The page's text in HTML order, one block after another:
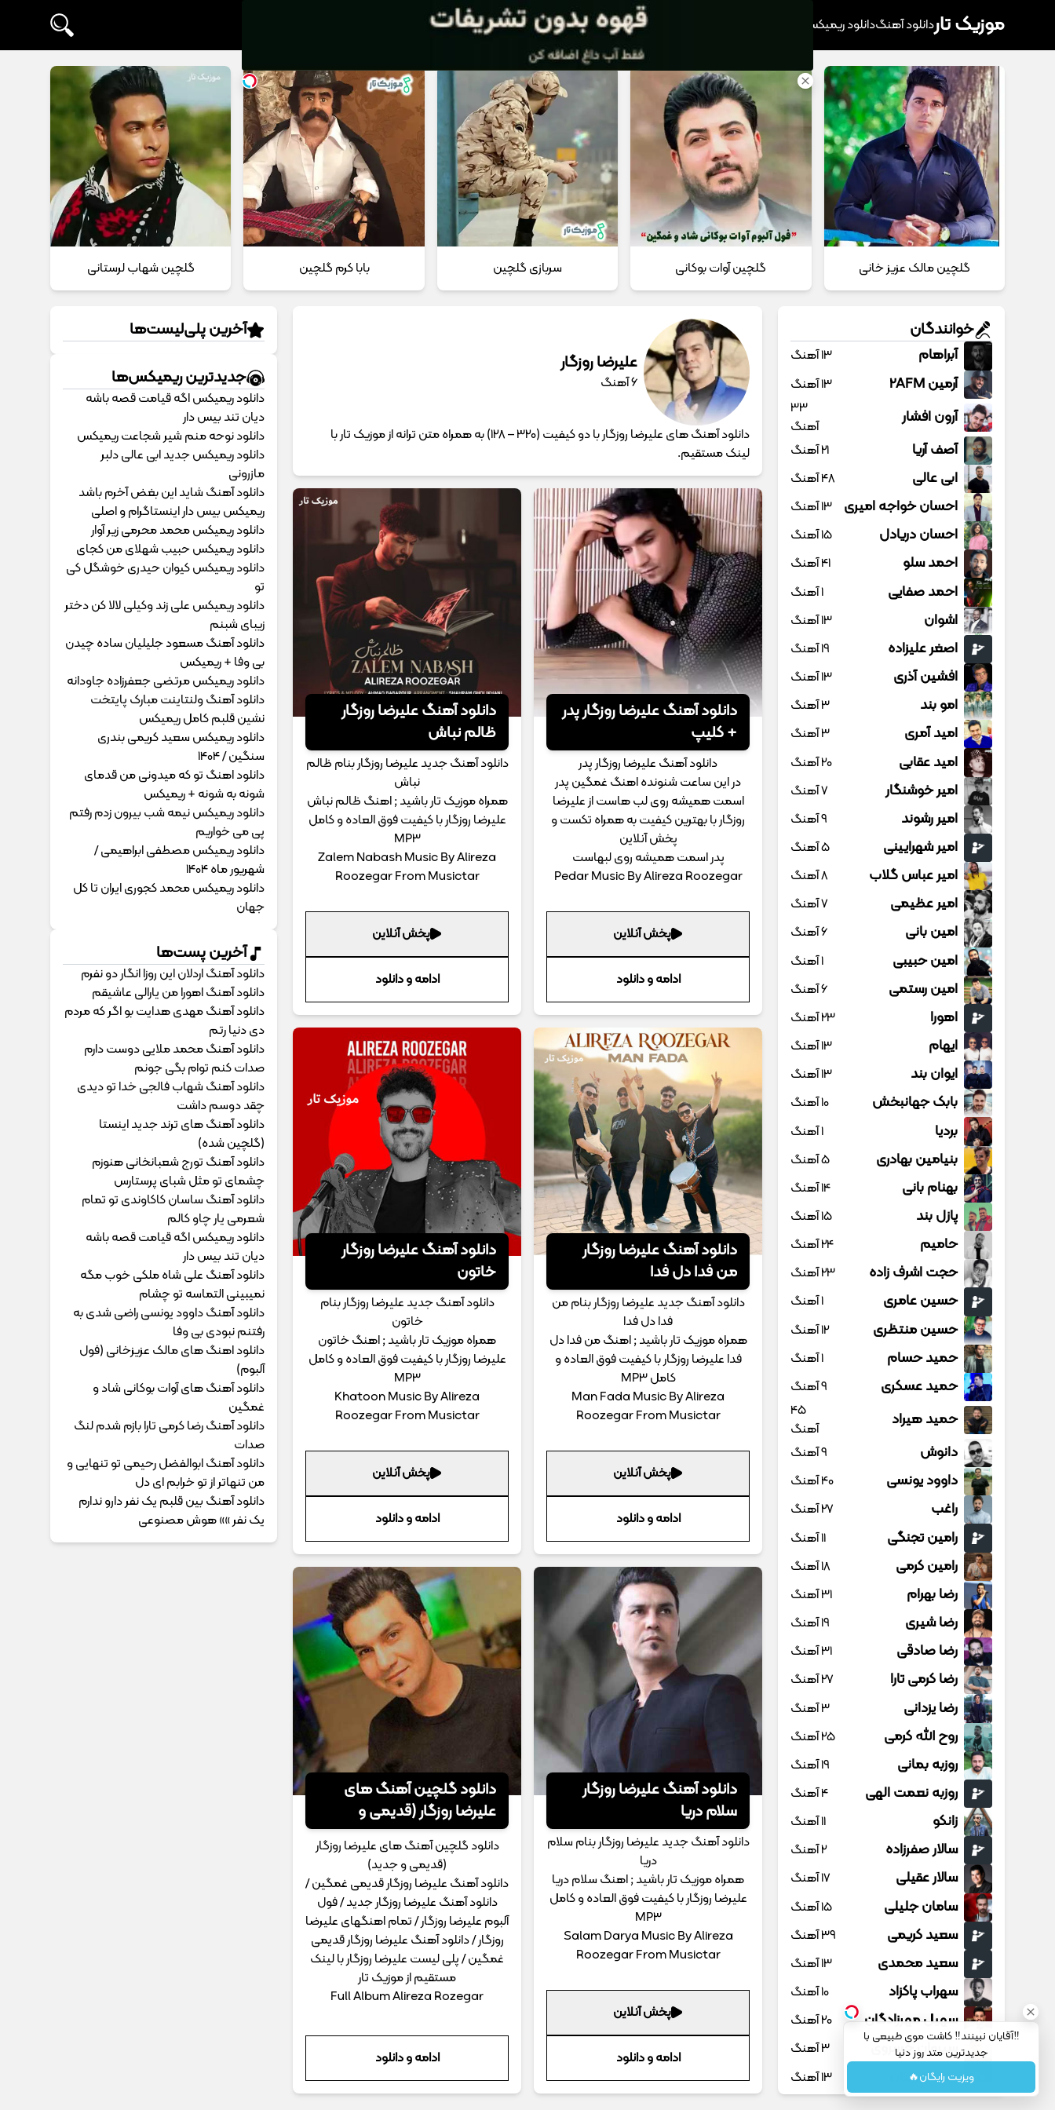
موزیک تاردانلود آهنگدانلود ریمیکس تماس با ما
گلچین مالک عزیز خانی گلچین آوات بوکانی سربازی گلچین بابا کرم گلچین گلچین شهاب لرستانی
علیرضا روزگار
6 آهنگ
دانلود آهنگ های علیرضا روزگار با دو کیفیت (320 – 128) به همراه متن ترانه از موزیک تار با
لینک مستقیم.
دانلود آهنگ علیرضا روزگار پدر
+ کلیپ
دانلود آهنگ علیرضا روزگار پدر
در این ساعت شنونده اهنگ غمگین پدر
اسمت همیشه روی لب هاست از علیرضا
روزگار با بهترین کیفیت به همراه تکست و
پخش آنلاین
پدر اسمت همیشه روی لبهاست
Pedar Music By Alireza Roozegar
پخش آنلاین
ادامه و دانلود
دانلود آهنگ علیرضا روزگار
ظالم نباش
دانلود آهنگ جدید علیرضا روزگار بنام ظالم
نباش
همراه موزیک تار باشید ; اهنگ ظالم نباش
علیرضا روزگار با کیفیت فوق العاده و کامل
MP3
Zalem Nabash Music By Alireza
Roozegar From Musictar
پخش آنلاین
ادامه و دانلود
دانلود آهنگ علیرضا روزگار
من فدا دل فدا
دانلود آهنگ جدید علیرضا روزگار بنام من
فدا دل فدا
همراه موزیک تار باشید ; اهنگ من فدا دل
فدا علیرضا روزگار با کیفیت فوق العاده و
کامل MP3
Man Fada Music By Alireza
Roozegar From Musictar
پخش آنلاین
ادامه و دانلود
دانلود آهنگ علیرضا روزگار
خاتون
دانلود آهنگ جدید علیرضا روزگار بنام
خاتون
همراه موزیک تار باشید ; اهنگ خاتون
علیرضا روزگار با کیفیت فوق العاده و کامل
MP3
Khatoon Music By Alireza
Roozegar From Musictar
پخش آنلاین
ادامه و دانلود
دانلود آهنگ علیرضا روزگار
سلام دریا
دانلود آهنگ جدید علیرضا روزگار بنام سلام
دریا
همراه موزیک تار باشید ; اهنگ سلام دریا
علیرضا روزگار با کیفیت فوق العاده و کامل
MP3
Salam Darya Music By Alireza
Roozegar From Musictar
پخش آنلاین
ادامه و دانلود
دانلود گلچین آهنگ های
علیرضا روزگار (قدیمی و
جدید)
دانلود گلچین آهنگ های علیرضا روزگار
(قدیمی و جدید)
دانلود آهنگ علیرضا روزگار قدیمی غمگین /
دانلود آهنگ علیرضا روزگار جدید / فول
آلبوم علیرضا روزگار / تمام اهنگهای علیرضا
روزگار / دانلود آهنگ علیرضا روزگار قدیمی
غمگین / پلی لیست علیرضا روزگار با لینک
مستقیم از موزیک تار
Full Album Alireza Rozegar
ادامه و دانلود
خوانندگان
آبراهام 13 آهنگ
آرمین 2AFM 13 آهنگ
آرون افشار
33
آهنگ
آصف آریا 21 آهنگ
ابی عالی 48 آهنگ
احسان خواجه امیری 13 آهنگ
احسان دریادل 15 آهنگ
احمد سلو 41 آهنگ
احمد صفایی 1 آهنگ
اشوان 13 آهنگ
اصغر علیزاده 19 آهنگ
افشین آذری 13 آهنگ
امو بند 3 آهنگ
امید آمری 3 آهنگ
امید عقابی 20 آهنگ
امیر خوشنگار 7 آهنگ
امیر رشوند 9 آهنگ
امیر شهرایینی 5 آهنگ
امیر عباس گلاب 8 آهنگ
امیر عظیمی 7 آهنگ
امین بانی 6 آهنگ
امین حبیبی 1 آهنگ
امین رستمی 6 آهنگ
اهورا 23 آهنگ
ایهام 13 آهنگ
ایوان بند 13 آهنگ
بابک جهانبخش 10 آهنگ
بردیا 1 آهنگ
بنیامین بهادری 5 آهنگ
بهنام بانی 14 آهنگ
پازل بند 15 آهنگ
حامیم 24 آهنگ
حجت اشرف زاده 23 آهنگ
حسین عامری 1 آهنگ
حسین منتظری 12 آهنگ
حمید حسام 1 آهنگ
حمید عسکری 9 آهنگ
حمید هیراد
45
آهنگ
دانوش 9 آهنگ
داوود یونسی 40 آهنگ
راغب 27 آهنگ
رامین تجنگی 11 آهنگ
رامین کرمی 18 آهنگ
رضا بهرام 31 آهنگ
رضا شیری 19 آهنگ
رضا صادقی 31 آهنگ
رضا کرمی تارا 27 آهنگ
رضا یزدانی 3 آهنگ
روح الله کرمی 25 آهنگ
روزبه بمانی 19 آهنگ
روزبه نعمت الهی 4 آهنگ
زانکو 11 آهنگ
سالار صفرزاده 2 آهنگ
سالار عقیلی 17 آهنگ
سامان جلیلی 15 آهنگ
سعید کریمی 39 آهنگ
سعید محمدی 13 آهنگ
سهراب پاکزاد 10 آهنگ
سهیل مهرزادگان 20 آهنگ
سیروان خسروی 3 آهنگ
سینا پارسیان 13 آهنگ
آخرین پلی‌لیست‌ها
جدیدترین ریمیکس‌ها
دانلود ریمیکس اگه قیامت قصه باشه
دیان تند بیس دار
دانلود نوحه منم شیر شجاعت ریمیکس
دانلود ریمیکس جدید ابی عالی دلبر
مازرونی
دانلود آهنگ شاید این بغض آخرم باشد
ریمیکس بیس دار اینستاگرام و اصلی
دانلود ریمیکس محمد محرمی زیر آوار
دانلود ریمیکس حبیب شهلای من کجای
دانلود ریمیکس کیوان حیدری خوشگل کی
تو
دانلود ریمیکس علی زند وکیلی لالا کن دختر
زیبای شبنم
دانلود آهنگ مسعود جلیلیان ساده چیدن
بی وفا + ریمیکس
دانلود ریمیکس مرتضی جعفرزاده جاودانه
دانلود آهنگ ولنتاینت مبارک پایتخت
نشین قلبم کامل ریمیکس
دانلود ریمیکس سعید کریمی بندری
سنگین / 1404
دانلود اهنگ تو که میدونی من قدمای
شونه به شونه + ریمیکس
دانلود ریمیکس نیمه شب بیرون زدم رفتم
پی می خواریم
دانلود ریمیکس مصطفی ابراهیمی /
شهریور ماه 1404
دانلود ریمیکس محمد کجوری ایران تا کل
جهان
آخرین پست‌ها
دانلود آهنگ اردلان این روزا انگار دو نفرم
دانلود آهنگ اهورا من یارالی عاشیقم
دانلود آهنگ مهدی هدایت بو اگر که مردم
دی دنیا رتم
دانلود آهنگ محمد ملایی دوﺳﺖ دارم
ﺻﺪات ﻛﻨﻢ ﺗﻮام ﺑﮕﻰ ﺟﻮﻧﻢ
دانلود آهنگ شهاب فالجی خدا تو دیدی
چقد دوسم داشت
دانلود آهنگ های ترند جدید اینستا
(گلچین شده)
دانلود آهنگ تورج شعبانخانی هنوزم
چشمای تو مثل شبای پرستارس
دانلود آهنگ ساسان کاکاوندی تو تمام
شعرمی یار چاو کالم
دانلود ریمیکس اگه قیامت قصه باشه
دیان تند بیس دار
دانلود آهنگ علی شاه ملکی خوب مگه
نمیبینی التماسه تو چشام
دانلود آهنگ داوود یونسی راﺿﻰ ﺷﺪی ﺑﻪ
رﻓﺘﻨﻢ ﻧﺒﻮدی ﺑﻰ وﻓﺎ
دانلود اهنگ های مالک عزیزخانی (فول
آلبوم)
دانلود آهنگ های آوات بوکانی شاد و
غمگین
دانلود آهنگ رضا کرمی تارا بازم شدم لنگ
صدات
دانلود آهنگ ابوالفضل رحیمی ﺗﻮ ﺗﻨﻬﺎﻳﻰ و
ﻣﻦ ﺗﻨﻬﺎﺗﺮ از ﺗﻮ ﺧﺮاﺑﻢ ای دل
دانلود آهنگ بین قلبم یک نفر دارو ندارم
یک نفر »» هوش مصنوعی
‼️آقایان نبینند‼️ کاشت موی طبیعی با
جدیدترین متد روز دنیا
ویزیت رایگان🔥